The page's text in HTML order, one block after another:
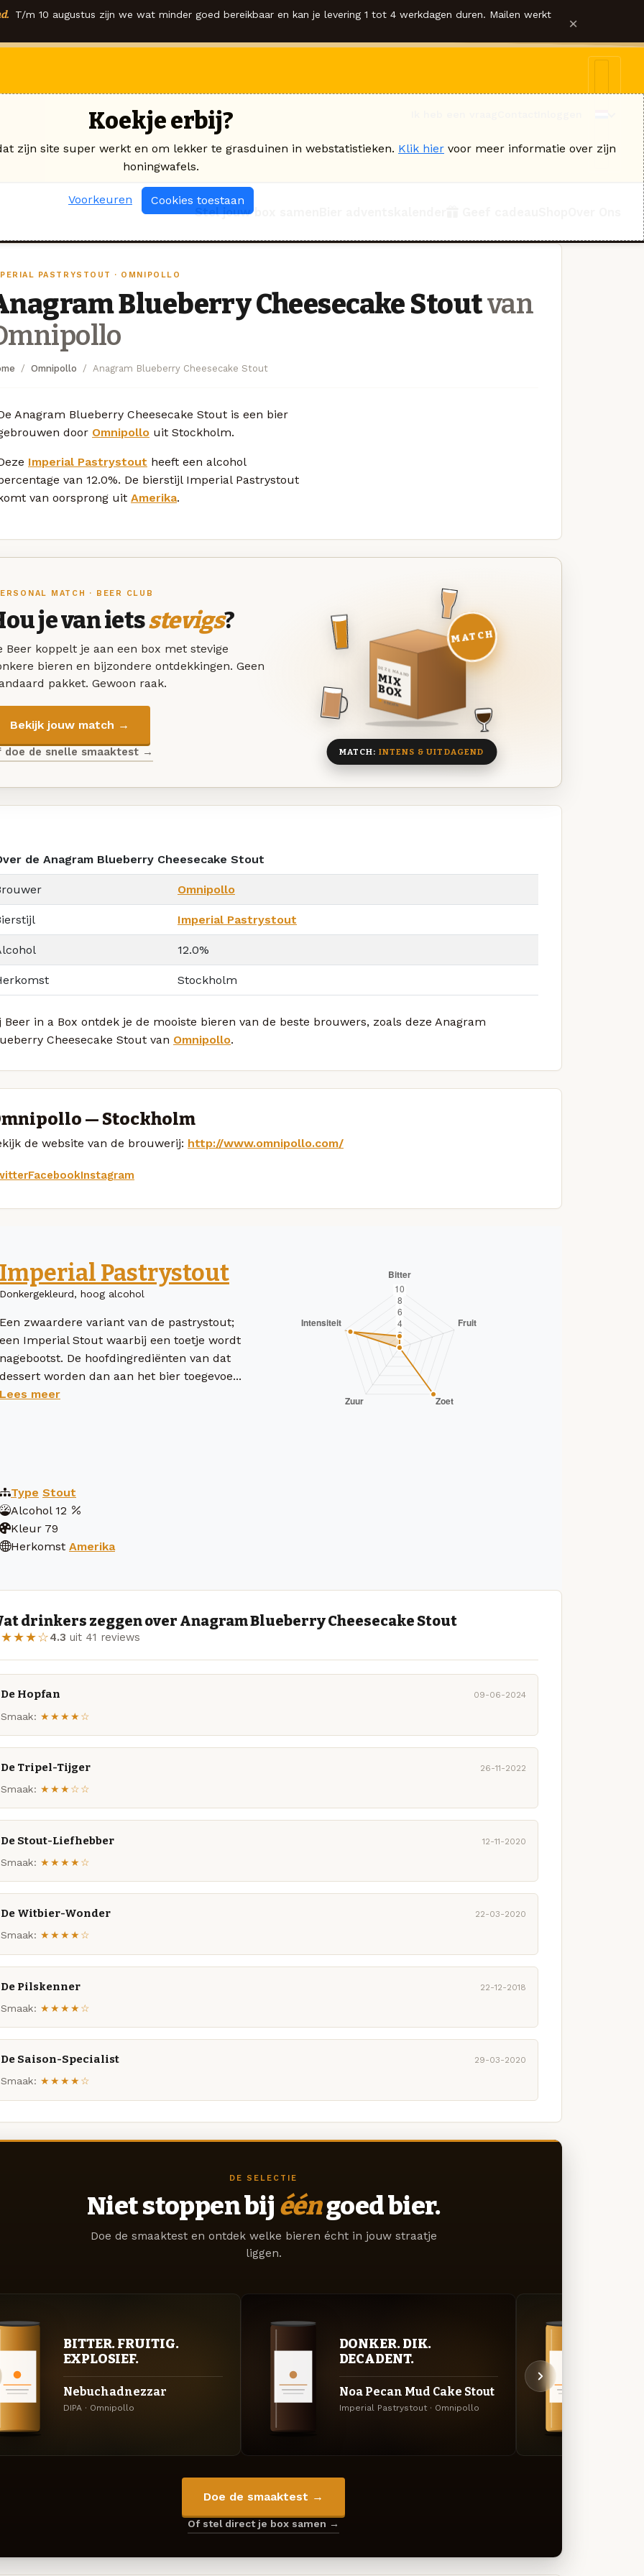
T/m 10 augustus zijn we wat minder goed bereikbaar en kan je levering 1 tot 4 werkdagen duren. Mailen werkt ×
Stel jouw box samen
PASTRYSTOUT · OMNIPOLLO
Blueberry Cheesecake Stoutvan
Omnipollo Anagram Blueberry Cheesecake Stout
Anagram Blueberry Cheesecake Stout is een bier
door Omnipollo uit Stockholm.
Imperial Pastrystout heeft een alcohol
van 12.0%. De bierstijl Imperial Pastrystout
van oorsprong uit Amerika.
MATCH · BEER CLUB
je van ietsstevigs?
Beer koppelt je aan een box met stevige
bieren en bijzondere ontdekkingen. Geen
pakket. Gewoon raak.
Bekijk jouw match →
doe de snelle smaaktest →
DEZE MAAND
MIX
BOX
8 BIEREN
MATCH
MATCH: INTENS & UITDAGEND
de Anagram Blueberry Cheesecake Stout
Omnipollo
Imperial Pastrystout
12.0%
Stockholm
Beer in a Box ontdek je de mooiste bieren van de beste brouwers, zoals deze Anagram
Cheesecake Stout van Omnipollo.
— Stockholm
de website van de brouwerij: http://www.omnipollo.com/
FacebookInstagram
Imperial Pastrystout
Donkergekleurd, hoog alcohol
Een zwaardere variant van de pastrystout;
een Imperial Stout waarbij een toetje wordt
nagebootst. De hoofdingrediënten van dat
dessert worden dan aan het bier toegevoe...
Lees meer
Type Stout
Alcohol 12
Kleur 79
Herkomst Amerika
drinkers zeggen over Anagram Blueberry Cheesecake Stout
4.3 uit 41 reviews
De Hopfan 09-06-2024
Smaak: ★★★★☆
De Tripel-Tijger 26-11-2022
Smaak: ★★★☆☆
De Stout-Liefhebber 12-11-2020
Smaak: ★★★★☆
De Witbier-Wonder 22-03-2020
Smaak: ★★★★☆
De Pilskenner 22-12-2018
Smaak: ★★★★☆
De Saison-Specialist 29-03-2020
Smaak: ★★★★☆
DE SELECTIE
Niet stoppen bij ééngoed bier.
Doe de smaaktest en ontdek welke bieren écht in jouw straatje
liggen.
BITTER. FRUITIG.
EXPLOSIEF.
Nebuchadnezzar
DIPA · Omnipollo
DONKER. DIK.
DECADENT.
Noa Pecan Mud Cake Stout
Imperial Pastrystout · Omnipollo
Doe de smaaktest →
Of stel direct je box samen →
Koekje erbij?
zijn site super werkt en om lekker te grasduinen in webstatistieken. Klik hier voor meer informatie over zijn
honingwafels.
Voorkeuren Cookies toestaan